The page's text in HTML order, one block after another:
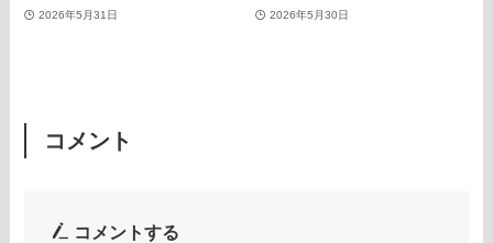
2026年5月31日 2026年5月30日
コメント
コメントする